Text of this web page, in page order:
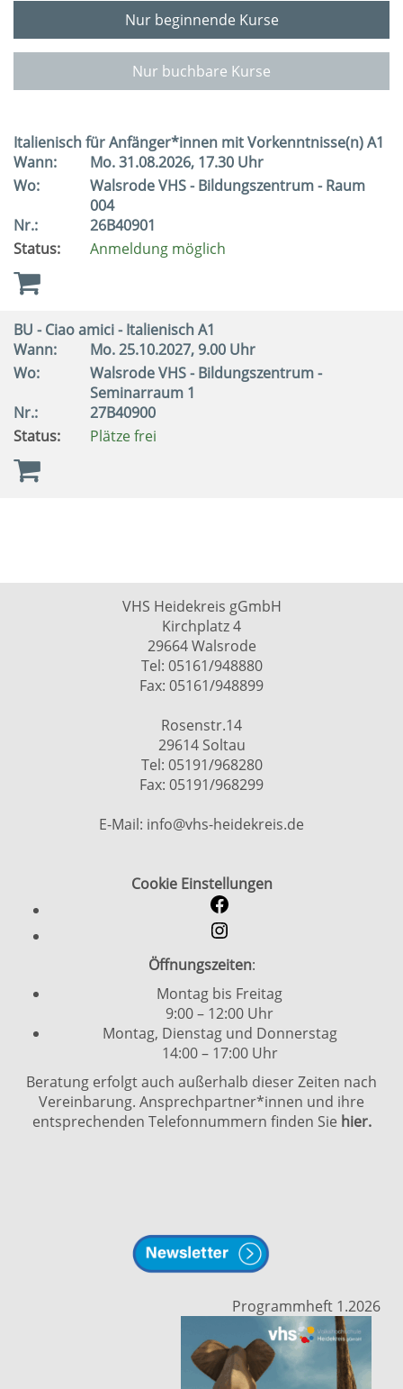
Nur beginnende Kurse
Nur buchbare Kurse
Italienisch für Anfänger*innen mit Vorkenntnisse(n) A1
Wann:
Mo.31.08.2026, 17.30 Uhr
Wo:
Walsrode VHS - Bildungszentrum - Raum
004
Nr.:
26B40901
Status:
Anmeldung möglich
BU - Ciao amici - Italienisch A1
Wann:
Mo.25.10.2027, 9.00 Uhr
Wo:
Walsrode VHS - Bildungszentrum -
Seminarraum 1
Nr.:
27B40900
Status:
Plätze frei
VHS Heidekreis gGmbH
Kirchplatz 4
29664 Walsrode
Tel: 05161/948880
Fax: 05161/948899
Rosenstr.14
29614 Soltau
Tel: 05191/968280
Fax: 05191/968299
E-Mail: info@vhs-heidekreis.de
Cookie Einstellungen
Öffnungszeiten:
Montag bis Freitag
9:00 – 12:00 Uhr
Montag, Dienstag und Donnerstag
14:00 – 17:00 Uhr
Beratung erfolgt auch außerhalb dieser Zeiten nach
Vereinbarung. Ansprechpartner*innen und ihre
entsprechenden Telefonnummern finden Sie hier.
Programmheft 1.2026